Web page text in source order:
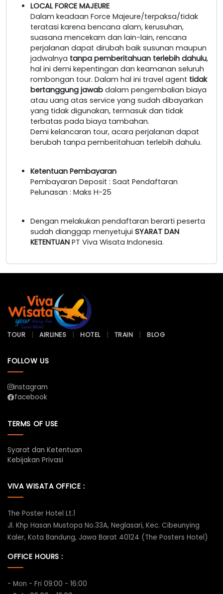
LOCAL FORCE MAJEURE
Dalam keadaan Force Majeure/terpaksa/tidak
teratasi karena bencana alam, kerusuhan,
suasana mencekam dan lain-lain, rencana
perjalanan dapat dirubah baik susunan maupun
jadwalnya tanpa pemberitahuan terlebih dahulu,
hal ini demi kepentingan dan keamanan seluruh
rombongan tour. Dalam hal ini travel agent tidak
bertanggung jawab dalam pengembalian biaya
atau uang atas service yang sudah dibayarkan
yang tidak digunakan, termasuk dan tidak
terbatas pada biaya tambahan.
Demi kelancaran tour, acara perjalanan dapat
berubah tanpa pemberitahuan terlebih dahulu.
Ketentuan Pembayaran
Pembayaran Deposit : Saat Pendaftaran
Pelunasan : Maks H-25
Dengan melakukan pendaftaran berarti peserta
sudah dianggap menyetujui SYARAT DAN
KETENTUAN PT Viva Wisata Indonesia.
TOUR AIRLINES HOTEL TRAIN BLOG
FOLLOW US
instagram
facebook
TERMS OF USE
Syarat dan Ketentuan
Kebijakan Privasi
VIVA WISATA OFFICE :
The Poster Hotel Lt.1
Jl. Khp Hasan Mustopa No.33A, Neglasari, Kec. Cibeunying
Kaler, Kota Bandung, Jawa Barat 40124 (The Posters Hotel)
OFFICE HOURS :
- Mon - Fri 09:00 - 16:00